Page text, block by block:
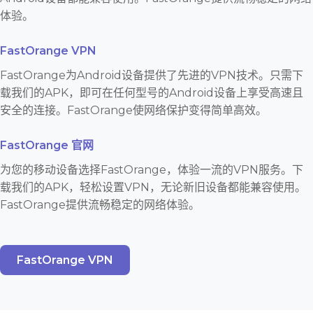
体验。
FastOrange VPN
FastOrange为Android设备提供了先进的VPN技术。只需下
载我们的APK，即可在任何型号的Android设备上享受高速且
安全的连接。FastOrange使网络保护变得简单高效。
FastOrange 官网
为您的移动设备选择FastOrange，体验一流的VPN服务。下
载我们的APK，轻松设置VPN，无论新旧设备都能兼容使用。
FastOrange提供流畅稳定的网络体验。
FastOrange VPN